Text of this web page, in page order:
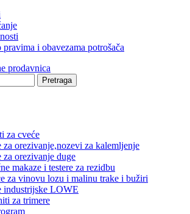
pravima i obavezama potrošača
prodavnica
Pretraga
za cveće
za orezivanje,nozevi za kalemljenje
za orezivanje duge
makaze i testere za rezidbu
za vinovu lozu i malinu trake i bužiri
industrijske LOWE
za trimere